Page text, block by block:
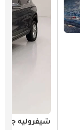
شيفروليه